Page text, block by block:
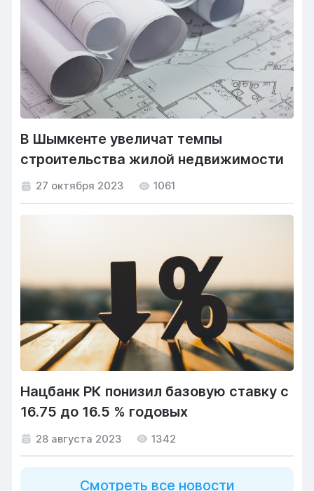
В Шымкенте увеличат темпы
строительства жилой недвижимости
27 октября 2023 1061
Нацбанк РК понизил базовую ставку с
16.75 до 16.5 % годовых
28 августа 2023 1342
Смотреть все новости